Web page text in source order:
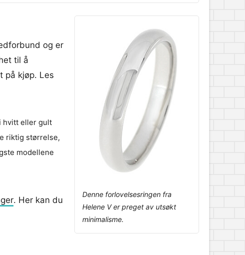
Denne forlovelsesringen fra
Helene V er preget av utsøkt
minimalisme.
og er
til å
på kjøp. Les
hvitt eller gult
riktig størrelse,
modellene
. Her kan du